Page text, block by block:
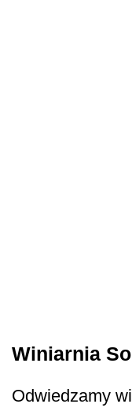
Winiarnia
Odwiedzamy